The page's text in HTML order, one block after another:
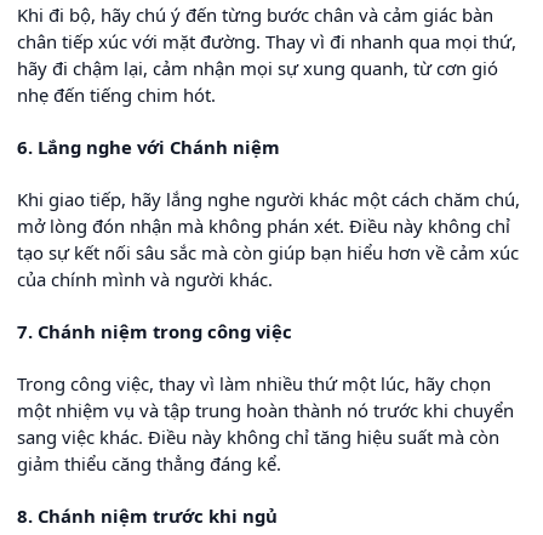
Khi đi bộ, hãy chú ý đến từng bước chân và cảm giác bàn
chân tiếp xúc với mặt đường. Thay vì đi nhanh qua mọi thứ,
hãy đi chậm lại, cảm nhận mọi sự xung quanh, từ cơn gió
nhẹ đến tiếng chim hót.
6. Lắng nghe với Chánh niệm
Khi giao tiếp, hãy lắng nghe người khác một cách chăm chú,
mở lòng đón nhận mà không phán xét. Điều này không chỉ
tạo sự kết nối sâu sắc mà còn giúp bạn hiểu hơn về cảm xúc
của chính mình và người khác.
7. Chánh niệm trong công việc
Trong công việc, thay vì làm nhiều thứ một lúc, hãy chọn
một nhiệm vụ và tập trung hoàn thành nó trước khi chuyển
sang việc khác. Điều này không chỉ tăng hiệu suất mà còn
giảm thiểu căng thẳng đáng kể.
8. Chánh niệm trước khi ngủ